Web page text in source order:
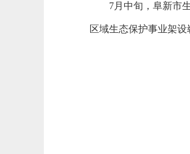
7月中旬，阜新市
区域生态保护事业架设